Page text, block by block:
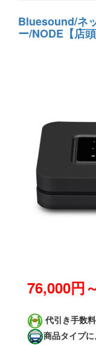
Bluesound/ネ
ー/NODE【店
76,000円
代引き手数
商品タイプ